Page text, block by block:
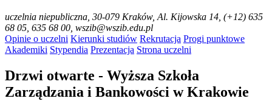
uczelnia niepubliczna , 30-079 Kraków, Al. Kijowska 14, (+12) 635
68 05, 635 68 00, wszib@wszib.edu.pl
Opinie o uczelni Kierunki studiów Rekrutacja Progi punktowe
Akademiki Stypendia Prezentacja Strona uczelni
Drzwi otwarte - Wyższa Szkoła
Zarządzania i Bankowości w Krakowie